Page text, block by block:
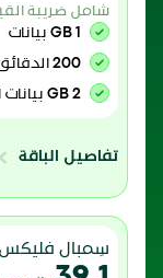
شامل ضريبة
1 GB
بيانات
200
2 GB
تفاصيل الباقة
سِمبال فليكس 34